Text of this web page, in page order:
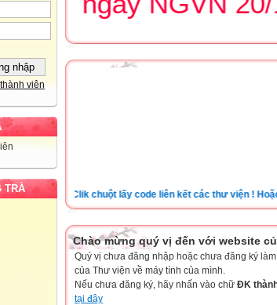
viên
TRÀ Clik chuột lấy code liên kết các thư viện ! Hoặc bói
Chào mừng quý vị đến với website
Quý vị chưa đăng nhập hoặc chưa đăng ký
của Thư viện về máy tính của mình.
Nếu chưa đăng ký, hãy nhấn vào chữ ĐK
tại đây